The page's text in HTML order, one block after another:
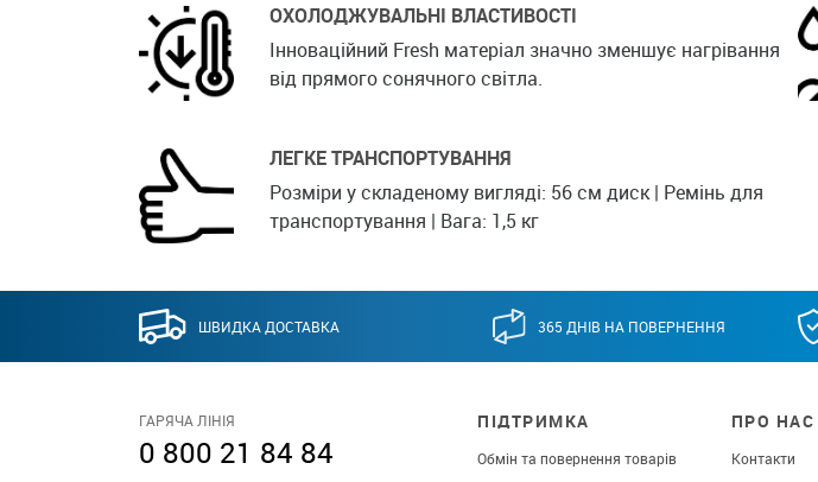
ОХОЛОДЖУВАЛЬНІ ВЛАСТИВОСТІ
Інноваційний Fresh матеріал значно зменшує нагрівання
від прямого сонячного світла.
ЛЕГКЕ ТРАНСПОРТУВАННЯ
Розміри у складеному вигляді: 56 см диск | Ремінь для
транспортування | Вага: 1,5 кг
ШВИДКА ДОСТАВКА 365 ДНІВ НА ПОВЕРНЕННЯ
ГАРЯЧА ЛІНІЯ
0 800 21 84 84
ПІДТРИМКА
Обмін та повернення товарів
ПРО НАС
Контакти